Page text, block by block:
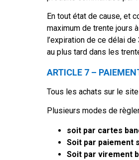
En tout état de cause, et
maximum de trente jours
l’expiration de ce délai
au plus tard dans les
ARTICLE 7 –
Tous les achats sur le
Plusieurs modes de
soit par cartes
Soit par paiement
Soit par virement